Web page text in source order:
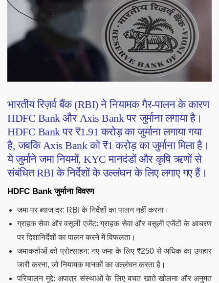
भारतीय रिज़र्व बैंक (RBI) ने नियामक गैर-पालन के कारण
HDFC Bank और Axis Bank पर जुर्माना लगाया है।
HDFC Bank पर ₹1.91 करोड़ का जुर्माना लगाया गया
है, जबकि Axis Bank को ₹1 करोड़ का जुर्माना मिला है।
ये जुर्माने जमा नियमों, KYC मानदंडों और कृषि ऋणों से
संबंधित RBI के निर्देशों के उल्लंघन के लिए लगाए गए हैं।
HDFC Bank जुर्माना विवरण
जमा पर ब्याज दर: RBI के निर्देशों का पालन नहीं करना।
ग्राहक सेवा और वसूली एजेंट: ग्राहक सेवा और वसूली एजेंटों के आचरण
पर दिशानिर्देशों का पालन करने में विफलता।
जमाकर्ताओं को प्रोत्साहन: नए जमा के लिए ₹250 से अधिक का उपहार
जारी करना, जो नियामक मानकों का उल्लंघन करता है।
परिचालन मुद्दे: अपात्र संस्थाओं के लिए बचत खाते खोलना और अनुमत